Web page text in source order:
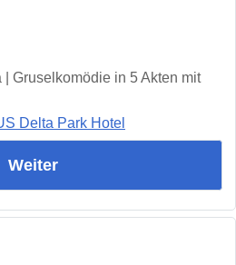
Gruselkomödie in 5 Akten mit
Delta Park Hotel
Weiter